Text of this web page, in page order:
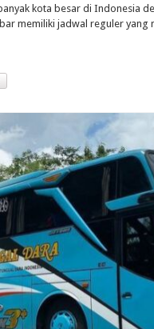
kota besar di Indonesia
memiliki jadwal reguler yang